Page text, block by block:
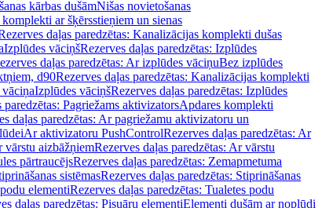
kārbas dušāmNišas novietošanas
ar šķērsstieņiem un sienas
daļas paredzētas: Kanalizācijas komplekti dušas
Izplūdes vāciņšRezerves daļas paredzētas: Izplūdes
daļas paredzētas: Ar izplūdes vāciņuBez izplūdes
d90Rezerves daļas paredzētas: Kanalizācijas komplekti
Izplūdes vāciņšRezerves daļas paredzētas: Izplūdes
paredzētas: Pagriežams aktivizatorsApdares komplekti
daļas paredzētas: Ar pagriežamu aktivizatoru un
Ar aktivizatoru PushControlRezerves daļas paredzētas: Ar
vārstu aizbāžņiemRezerves daļas paredzētas: Ar vārstu
pārtraucējsRezerves daļas paredzētas: Zemapmetuma
sistēmasRezerves daļas paredzētas: Stiprināšanas
elementiRezerves daļas paredzētas: Tualetes podu
daļas paredzētas: Pisuāru elementiElementi dušām ar noplūdi